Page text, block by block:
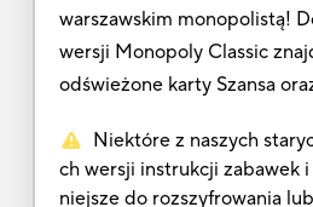
warszawskim monopolistą!
wersji Monopoly Classic
odświeżone karty Szansa
Niektóre z naszych
ch wersji instrukcji zabawek
niejsze do rozszyfrowania